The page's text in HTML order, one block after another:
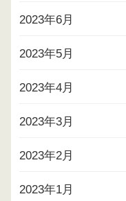
2023年6月
2023年5月
2023年4月
2023年3月
2023年2月
2023年1月